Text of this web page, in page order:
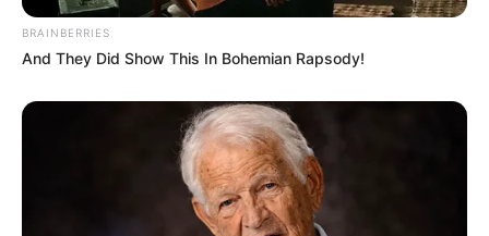
BRAINBERRIES
And They Did Show This In Bohemian Rapsody!